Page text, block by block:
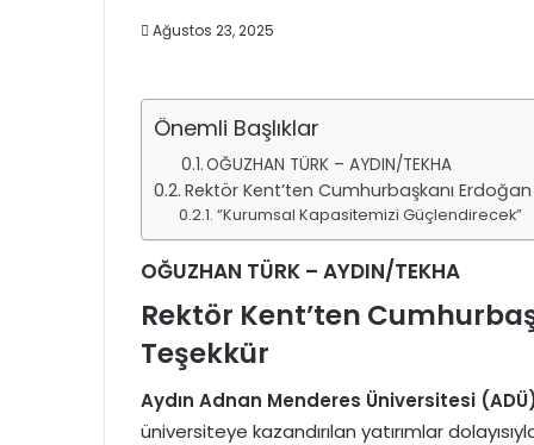
Ağustos 23, 2025
Önemli Başlıklar
OĞUZHAN TÜRK – AYDIN/TEKHA
Rektör Kent’ten Cumhurbaşkanı
“Kurumsal Kapasitemizi Güçlendirecek”
OĞUZHAN TÜRK – AYDIN/TEKHA
Rektör Kent’ten
Teşekkür
Aydın Adnan Menderes Üniversitesi
üniversiteye kazandırılan yatırımlar